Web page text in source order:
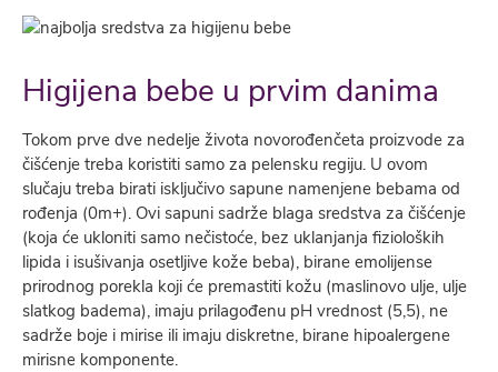
Higijena bebe u prvim danima
Tokom prve dve nedelje života novorođenčeta proizvode za
čišćenje treba koristiti samo za pelensku regiju. U ovom
slučaju treba birati isključivo sapune namenjene bebama od
rođenja (0m+). Ovi sapuni sadrže blaga sredstva za čišćenje
(koja će ukloniti samo nečistoće, bez uklanjanja fizioloških
lipida i isušivanja osetljive kože beba), birane emolijense
prirodnog porekla koji će premastiti kožu (maslinovo ulje, ulje
slatkog badema), imaju prilagođenu pH vrednost (5,5), ne
sadrže boje i mirise ili imaju diskretne, birane hipoalergene
mirisne komponente.